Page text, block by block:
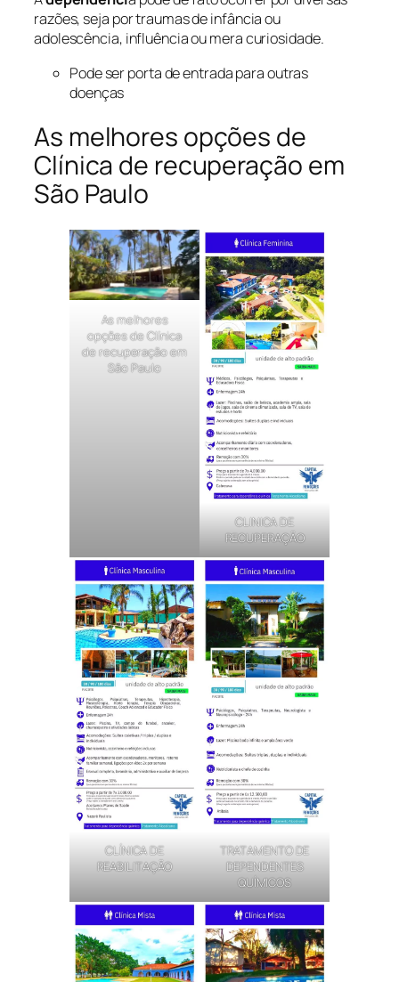
razões, seja por traumas de infância ou
adolescência, influência ou mera curiosidade.
Pode ser porta de entrada para outras
doenças
As melhores opções de
Clínica de recuperação em
São Paulo
As melhores
opções de Clínica
de recuperação em
São Paulo
CLINICA DE
RECUPERAÇÃO
CLÍNICA DE
REABILITAÇÃO
TRATAMENTO DE
DEPENDENTES
QUÍMICOS